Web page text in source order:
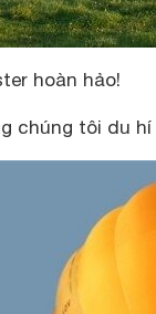
hoàn hảo!
chúng tôi du